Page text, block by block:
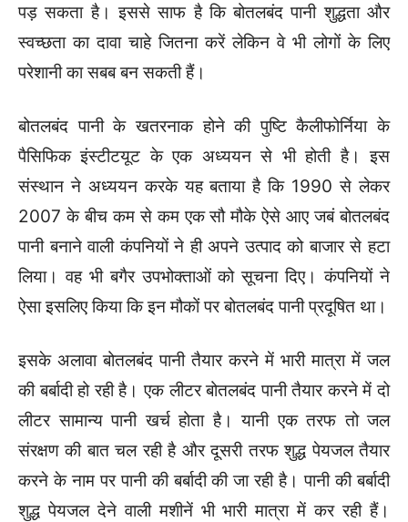
पड़ सकता है। इससे साफ है कि बोतलबंद पानी शुद्धता और
स्वच्छता का दावा चाहे जितना करें लेकिन वे भी लोगों के लिए
परेशानी का सबब बन सकती हैं।
बोतलबंद पानी के खतरनाक होने की पुष्टि कैलीफोर्निया के
पैसिफिक इंस्टीटयूट के एक अध्ययन से भी होती है। इस
संस्थान ने अध्ययन करके यह बताया है कि 1990 से लेकर
2007 के बीच कम से कम एक सौ मौके ऐसे आए जबं बोतलबंद
पानी बनाने वाली कंपनियों ने ही अपने उत्पाद को बाजार से हटा
लिया। वह भी बगैर उपभोक्ताओं को सूचना दिए। कंपनियों ने
ऐसा इसलिए किया कि इन मौकों पर बोतलबंद पानी प्रदूषित था।
इसके अलावा बोतलबंद पानी तैयार करने में भारी मात्रा में जल
की बर्बादी हो रही है। एक लीटर बोतलबंद पानी तैयार करने में दो
लीटर सामान्य पानी खर्च होता है। यानी एक तरफ तो जल
संरक्षण की बात चल रही है और दूसरी तरफ शुद्ध पेयजल तैयार
करने के नाम पर पानी की बर्बादी की जा रही है। पानी की बर्बादी
शुद्ध पेयजल देने वाली मशीनें भी भारी मात्रा में कर रही हैं।